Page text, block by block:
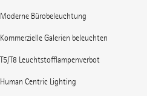
Moderne Bürobeleuchtung
Kommerzielle Galerien beleuchten
T5/T8 Leuchtstofflampenverbot
Human Centric Lighting